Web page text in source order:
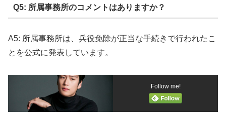
Q5: 所属事務所のコメントはありますか？
A5: 所属事務所は、兵役免除が正当な手続きで行われたこ
とを公式に発表しています。
Follow me!